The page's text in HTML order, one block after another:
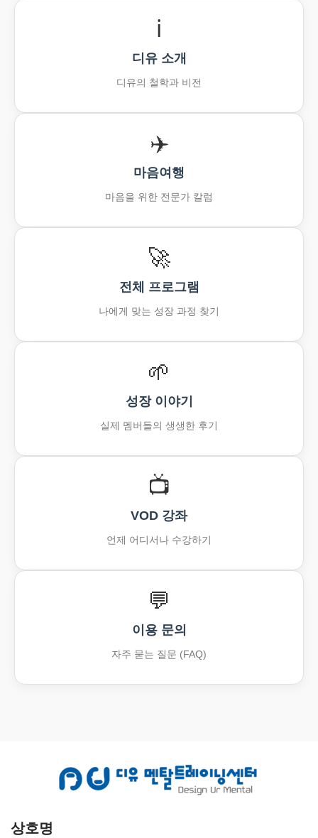
ℹ️
디유 소개
디유의 철학과 비전
✈️
마음여행
마음을 위한 전문가 칼럼
🚀
전체 프로그램
나에게 맞는 성장 과정 찾기
🌱
성장 이야기
실제 멤버들의 생생한 후기
📺
VOD 강좌
언제 어디서나 수강하기
💬
이용 문의
자주 묻는 질문 (FAQ)
상호명